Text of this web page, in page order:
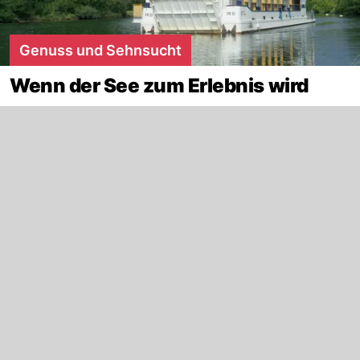
Genuss und Sehnsucht
Wenn der See zum Erlebnis wird